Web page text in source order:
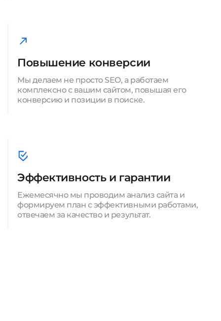
Повышение конверсии
Мы делаем не просто SEO, а работаем
комплексно с вашим сайтом, повышая его
конверсию и позиции в поиске.
Эффективность и гарантии
Ежемесячно мы проводим анализ сайта и
формируем план с эффективными работами,
отвечаем за качество и результат.